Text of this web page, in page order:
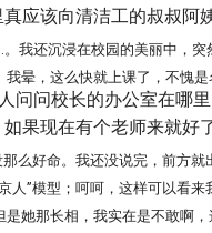
应该向清洁工的叔叔阿
我还沉浸在校园的美丽中，突
我晕，这么快就上课了，不愧
问问校长的办公室在哪里
果现在有个老师来就好
么好命。我还没说完，前方就
人”模型；呵呵，这样可以看来
是她那长相，我实在是不敢啊